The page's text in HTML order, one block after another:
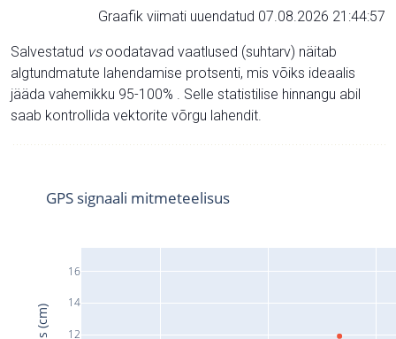
Graafik viimati uuendatud 07.08.2026 21:44:57
Salvestatud vsoodatavad vaatlused (suhtarv) näitab
algtundmatute lahendamise protsenti, mis võiks ideaalis
jääda vahemikku 95-100% . Selle statistilise hinnangu abil
saab kontrollida vektorite võrgu lahendit.
12
14
16
GPS signaali mitmeteelisus